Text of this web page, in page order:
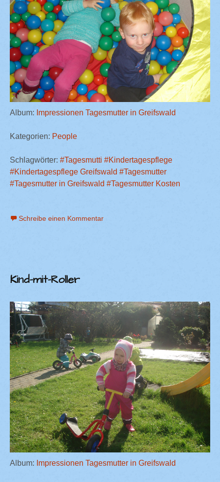
Album: Impressionen Tagesmutter in Greifswald
Kategorien: People
Schlagwörter: #Tagesmutti #Kindertagespflege
#Kindertagespflege Greifswald #Tagesmutter
#Tagesmutter in Greifswald #Tagesmutter Kosten
Schreibe einen Kommentar
Kind-mit-Roller
Album: Impressionen Tagesmutter in Greifswald